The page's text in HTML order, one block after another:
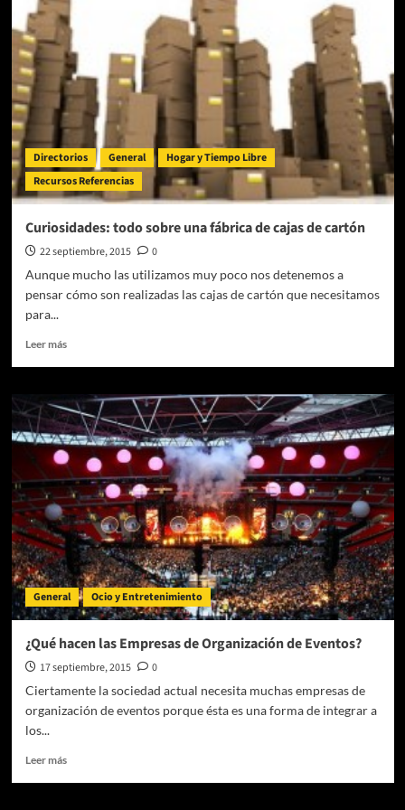
Toledo
y
Burgos,
tus
aliados
Directorios General
Hogar y Tiempo Libre
Recursos Referencias
Curiosidades: todo sobre una fábrica de cajas de cartón
22 septiembre, 2015
0
Aunque mucho las utilizamos muy poco nos detenemos a
pensar cómo son realizadas las cajas de cartón que necesitamos
para...
Leer másLeer
Curiosidades:
todo
sobre
una
fábrica
de
cajas
de
cartón
General Ocio y Entretenimiento
¿Qué hacen las Empresas de Organización de Eventos?
17 septiembre, 2015
0
Ciertamente la sociedad actual necesita muchas empresas de
organización de eventos porque ésta es una forma de integrar a
los...
Leer másLeer